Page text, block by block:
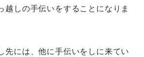
越しの手伝いをすることになりま
先には、他に手伝いをしに来てい